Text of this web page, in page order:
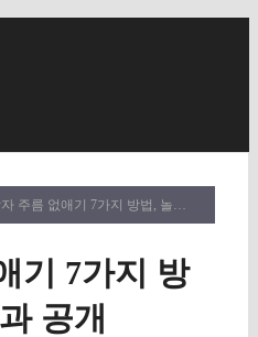
주름 없애기 7가지 방법, 놀라운 효과 공개
기 7가지 방
공개